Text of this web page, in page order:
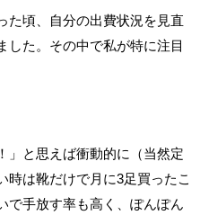
た頃、自分の出費状況を見直
した。その中で私が特に注目
」と思えば衝動的に（当然定
時は靴だけで月に3足買ったこ
で手放す率も高く、ぽんぽん